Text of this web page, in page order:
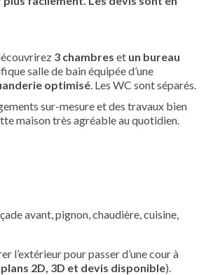
3 chambres et un bureau
salle de bain équipée d’une
optimisé . Les WC sont séparés.
sur-mesure et des travaux bien
maison très agréable au quotidien.
avant, pignon, chaudière, cuisine,
l’extérieur pour passer d’une cour à
plans 2D, 3D et devis disponible).